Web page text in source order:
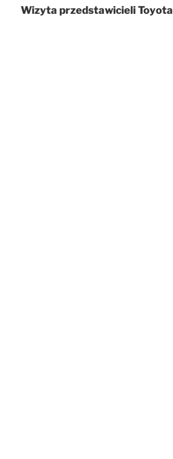
wpis
Wizyta przedstawicieli Toyota